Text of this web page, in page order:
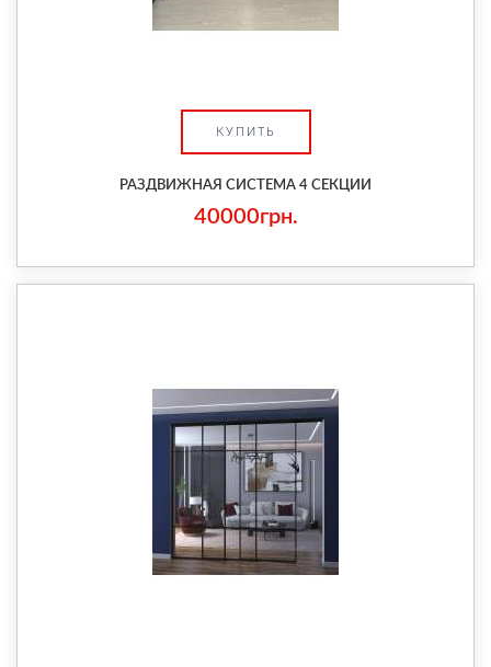
КУПИТЬ
РАЗДВИЖНАЯ СИСТЕМА 4 СЕКЦИИ
40000грн.